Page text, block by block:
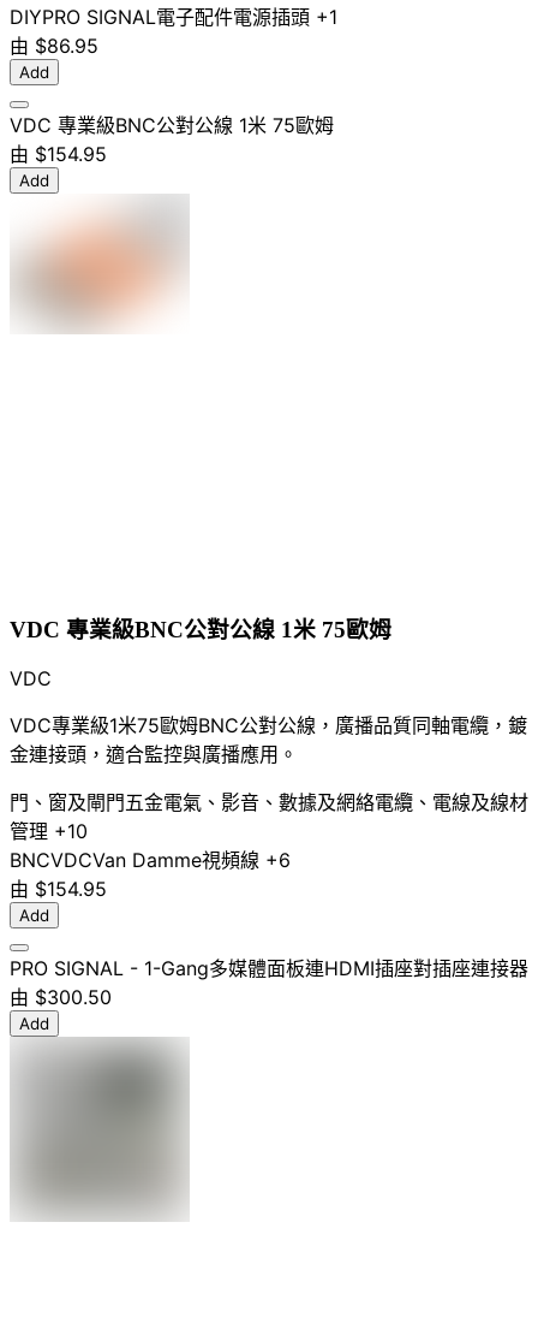
DIYPRO SIGNAL電子配件電源插頭 +1
由 $86.95
Add
VDC 專業級BNC公對公線 1米 75歐姆
由 $154.95
Add
VDC 專業級BNC公對公線 1米 75歐姆
VDC
VDC專業級1米75歐姆BNC公對公線，廣播品質同軸電纜，鍍
金連接頭，適合監控與廣播應用。
門、窗及閘門五金電氣、影音、數據及網絡電纜、電線及線材
管理 +10
BNCVDCVan Damme視頻線 +6
由 $154.95
Add
PRO SIGNAL - 1-Gang多媒體面板連HDMI插座對插座連接器
由 $300.50
Add